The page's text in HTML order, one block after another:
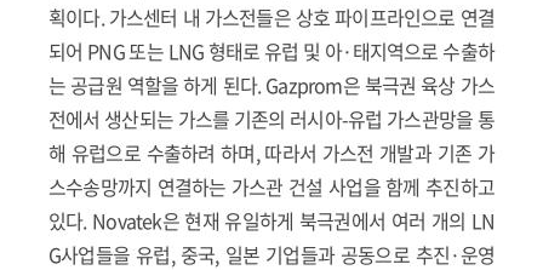
획이다. 가스센터 내 가스전들은 상호 파이프라인으로 연결
되어 PNG 또는 LNG 형태로 유럽 및 아·태지역으로 수출하
는 공급원 역할을 하게 된다. Gazprom은 북극권 육상 가스
전에서 생산되는 가스를 기존의 러시아-유럽 가스관망을 통
해 유럽으로 수출하려 하며, 따라서 가스전 개발과 기존 가
스수송망까지 연결하는 가스관 건설 사업을 함께 추진하고
있다. Novatek은 현재 유일하게 북극권에서 여러 개의 LN
G사업들을 유럽, 중국, 일본 기업들과 공동으로 추진·운영